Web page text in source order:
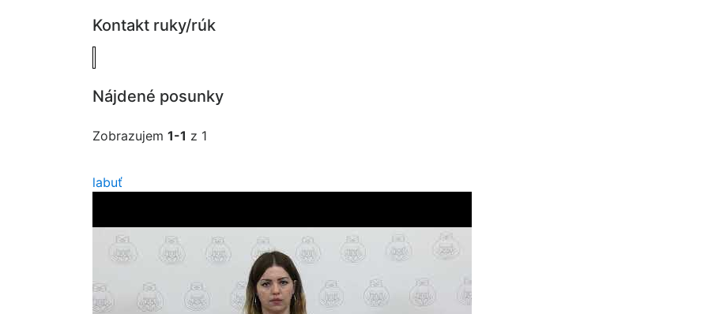
Kontakt ruky/rúk
Nájdené posunky
Zobrazujem 1-1 z 1
labuť